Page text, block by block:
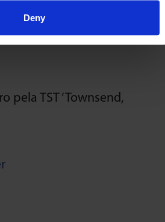
Deny
pela TST ‘Townsend,